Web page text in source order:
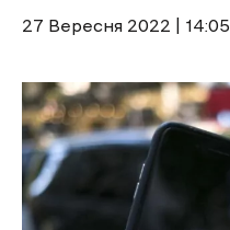
27 Вересня 2022 | 14:05